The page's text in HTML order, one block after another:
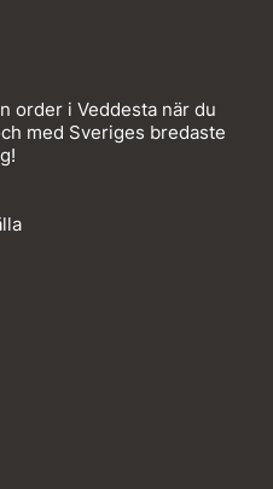
order i Veddesta när du
med Sveriges bredaste